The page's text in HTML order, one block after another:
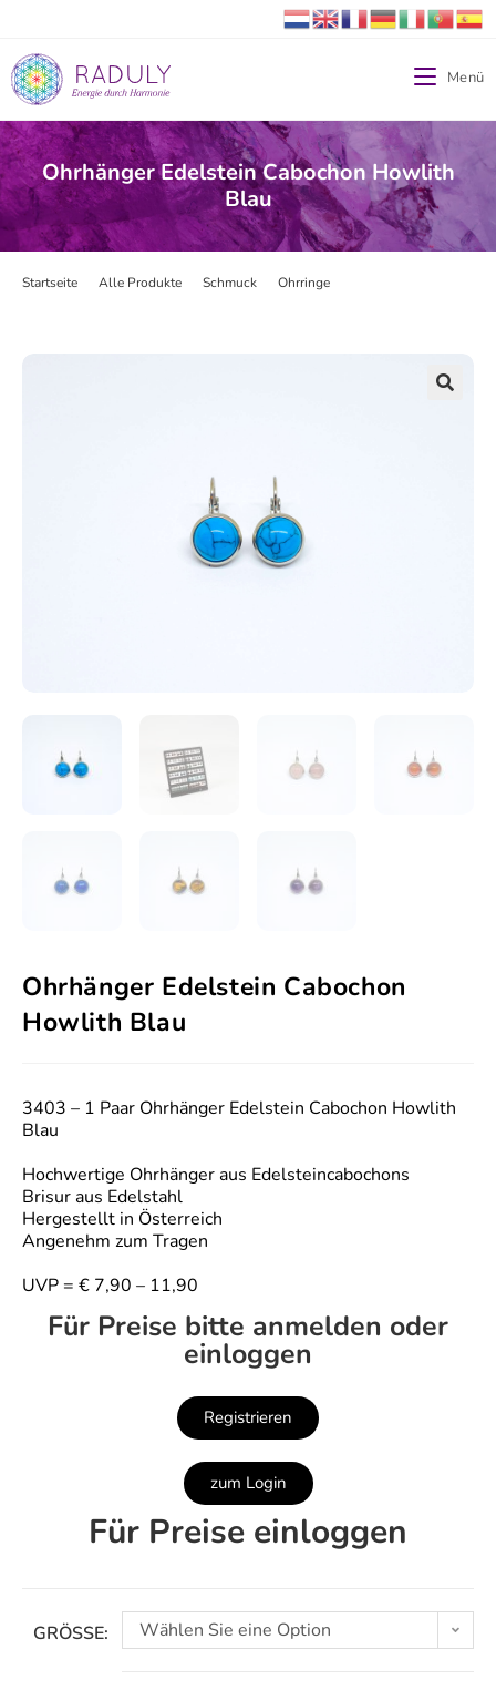
Menü
Ohrhänger Edelstein Cabochon Howlith
Blau
Startseite Alle Produkte Schmuck Ohrringe
Ohrhänger Edelstein Cabochon
Howlith Blau
3403 – 1 Paar Ohrhänger Edelstein Cabochon Howlith
Blau
Hochwertige Ohrhänger aus Edelsteincabochons
Brisur aus Edelstahl
Hergestellt in Österreich
Angenehm zum Tragen
UVP = € 7,90 – 11,90
Für Preise bitte anmelden oder
einloggen
Registrieren
zum Login
Für Preise einloggen
GRÖSSE: Wählen Sie eine Option